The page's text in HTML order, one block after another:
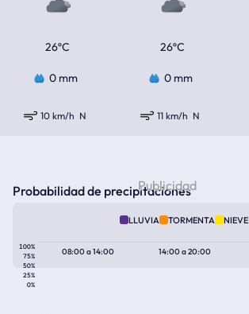
26ºC 26ºC
0 mm 0 mm
10 km/h N 11 km/h N
Probabilidad de precipitaciones
LLUVIA TORMENTA NIEVE
100%
75%
50%
25%
0%
08:00a14:00 14:00a20:00